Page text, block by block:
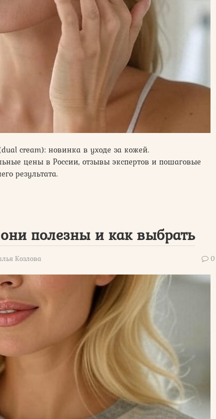
cream): новинка в уходе за кожей.
цены в России, отзывы экспертов и пошаговые
результата.
полезны и как выбрать
Козлова 0